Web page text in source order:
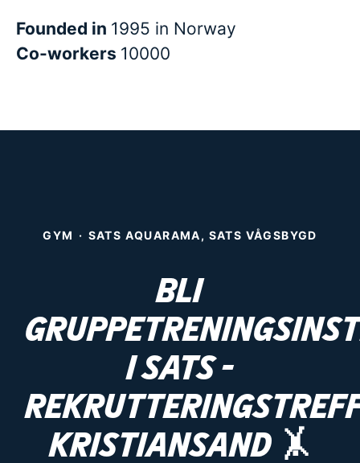
Founded in 1995 in Norway
Co-workers 10000
GYM · SATS AQUARAMA, SATS VÅGSBYGD
Bli
i SATS -
Kristiansand 🤸